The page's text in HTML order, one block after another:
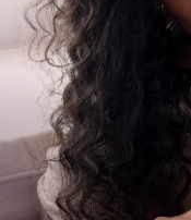
FAQ™ Pure
issa™ Teeth
English
Français
Polski
Türkçe